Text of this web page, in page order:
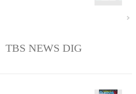
TBS NEWS DIG